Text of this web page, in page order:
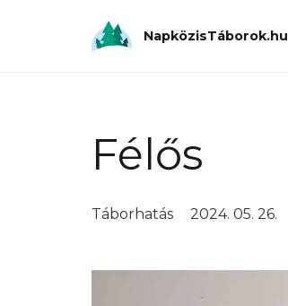
NapközisTáborok.hu
Félős
Táborhatás 2024. 05. 26.